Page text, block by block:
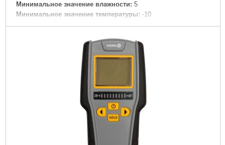
Минимальное значение влажности: 5
Минимальное значение температуры: -10
Напряжение: 1.5 В
4 %
160x60x40 мм
Подробнее...